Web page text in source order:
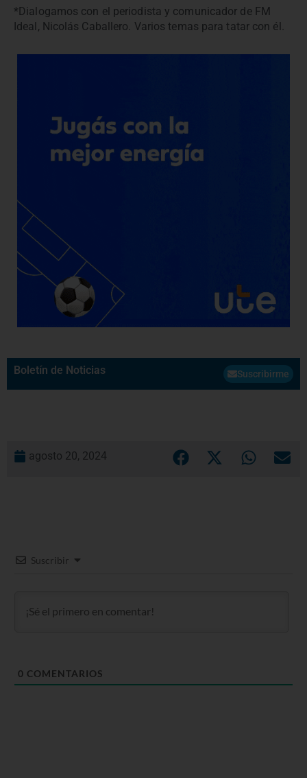
*Dialogamos con el periodista y comunicador de FM
Ideal, Nicolás Caballero. Varios temas para tatar con él.
Boletín de Noticias Suscribirme
agosto 20, 2024
Suscribir
0 COMENTARIOS